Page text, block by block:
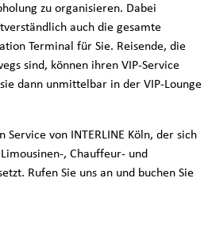
zu organisieren. Dabei
auch die gesamte
Terminal für Sie. Reisende, die
sind, können ihren VIP-Service
dann unmittelbar in der VIP-Lounge
von INTERLINE Köln, der sich
, Chauffeur- und
Rufen Sie uns an und buchen Sie